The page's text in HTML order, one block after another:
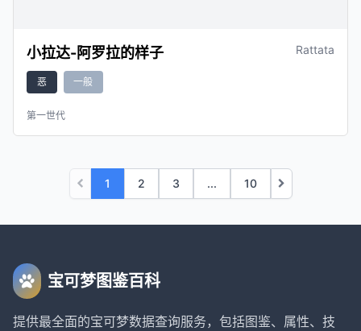
小拉达-阿罗拉的样子 Rattata
恶 一般
第一世代
1 2 3 ... 10
宝可梦图鉴百科
提供最全面的宝可梦数据查询服务，包括图鉴、属性、技